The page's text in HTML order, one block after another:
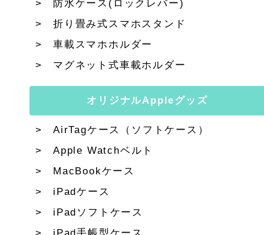
防水ケース(ロックレバー)
折り畳み式スマホスタンド
車載スマホホルダー
マグネット式車載ホルダー
オリジナルAppleグッズ
AirTagケース（ソフトケース）
Apple Watchベルト
MacBookケース
iPadケース
iPadソフトケース